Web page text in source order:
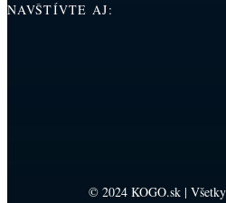
NAVŠTÍVTE AJ:
© 2024 KOGO.sk |